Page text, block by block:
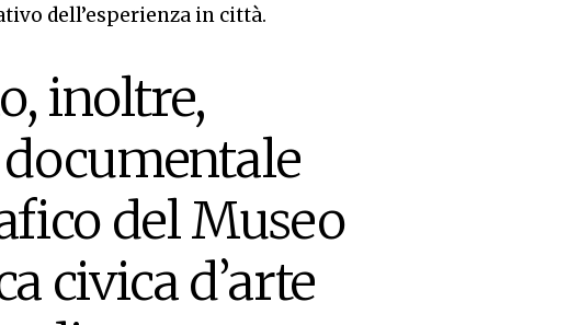
dell’esperienza in città.
inoltre,
documentale
del Museo
civica d’arte